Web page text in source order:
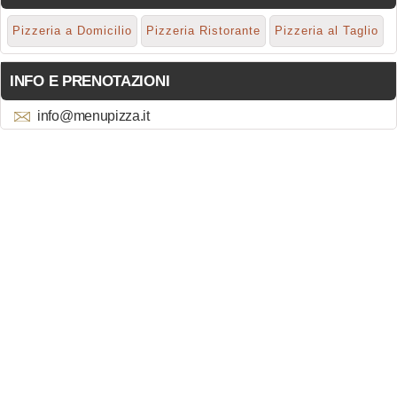
Pizzeria a Domicilio Pizzeria Ristorante Pizzeria al Taglio
INFO E PRENOTAZIONI
info@menupizza.it